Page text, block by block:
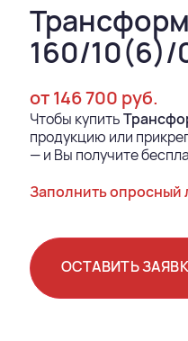
160/10(6)/
от 146 700 руб.
Чтобы купить
продукцию или
— и Вы получите
Заполнить опросный
ОСТАВИТЬ